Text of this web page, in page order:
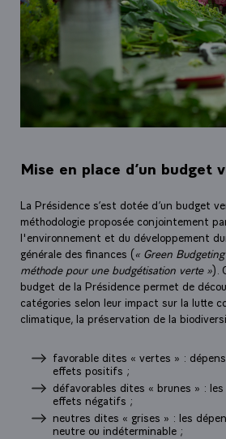
Mise en place d’un budget
La Présidence s’est dotée d’un budget
méthodologie proposée conjointement
l'environnement et du développement
générale des finances (« Green
méthode pour une budgétisation verte »).
budget de la Présidence permet de
catégories selon leur impact sur la lutte
climatique, la préservation de la
favorable dites « vertes » :
effets positifs ;
défavorables dites « brunes » :
effets négatifs ;
neutres dites « grises » : les
neutre ou indéterminable ;